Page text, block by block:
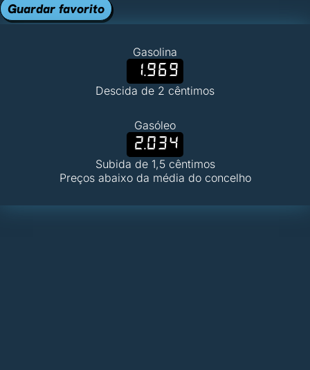
Guardar favorito
Gasolina
1.969
Descida de 2 cêntimos
Gasóleo
2.034
Subida de 1,5 cêntimos
Preços abaixo da média do concelho